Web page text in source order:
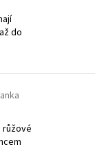
do
růžové